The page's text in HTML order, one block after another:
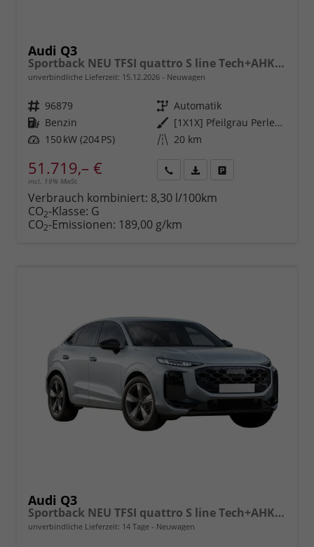
Audi Q3
Sportback NEU TFSI quattro S line Tech+AHK+Alu19+LEDplus+KlimaPlus+ExtSchwarz
unverbindliche Lieferzeit: 15.12.2026 Neuwagen
Fahrzeugnr. 96879 Getriebe Automatik
Kraftstoff Benzin Außenfarbe
[1X1X] Pfeilgrau Perleffekt
Leistung 150 kW (204 PS) Kilometerstand 20 km
51.719,– €
incl. 19% MwSt.
anfordern
Datei,
Verbrauch kombiniert: 8,30 l/100km
CO2-Klasse: G
CO2-Emissionen: 189,00 g/km
Audi Q3
Sportback NEU TFSI quattro S line Tech+AHK+Alu19+LEDplus+KlimaPlus+ExtSchwarz
unverbindliche Lieferzeit: 14 Tage Neuwagen